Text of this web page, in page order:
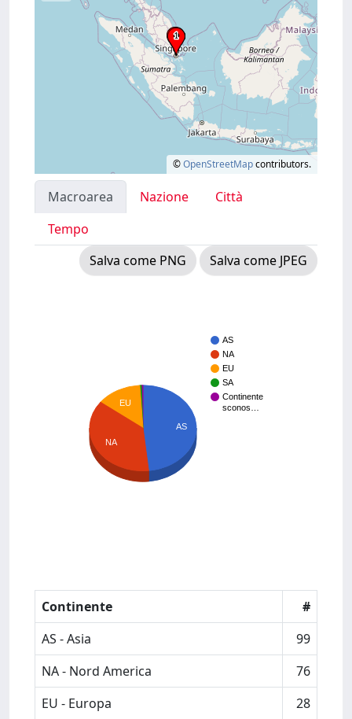
©OpenStreetMapcontributors.
Macroarea Nazione
Città
Tempo
Salva come PNG
Salva come JPEG
AS
NA
EU
SA
Continente
sconos…
AS
EU
NA
Continente
#
AS - Asia
99
NA - Nord America
76
EU - Europa
28